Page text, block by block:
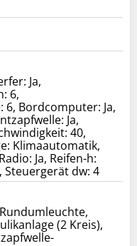
Ja,
6,
Bordcomputer: Ja,
Ja,
40,
Klimaautomatik,
Ja, Reifen-h:
Steuergerät dw: 4
(2 Kreis),